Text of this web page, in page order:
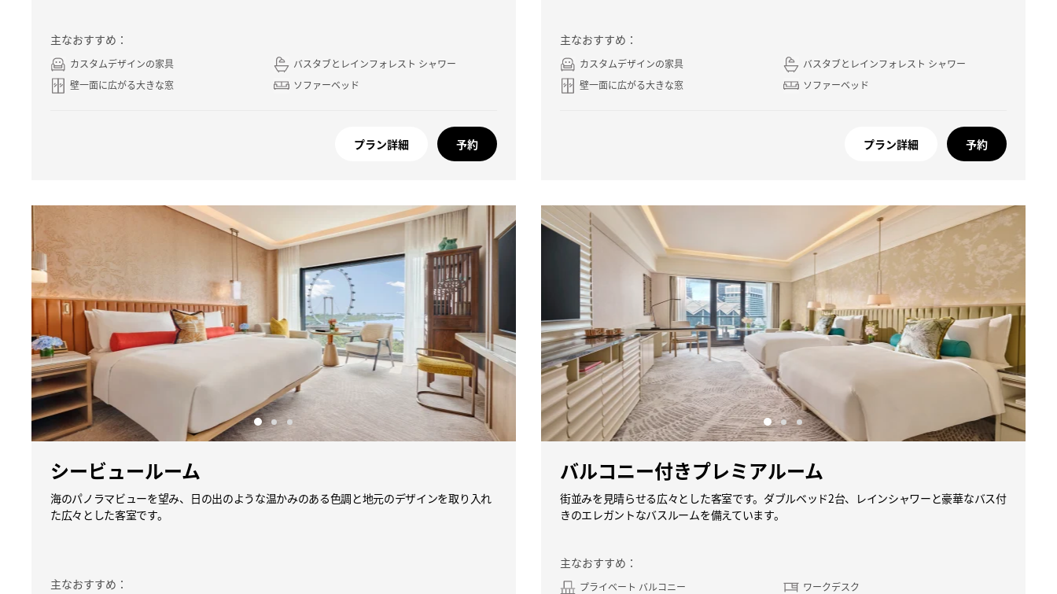
主なおすすめ：
カスタムデザインの家具
バスタブとレインフォレスト シャワー
壁一面に広がる大きな窓
ソファーベッド
プラン詳細 予約
主なおすすめ：
カスタムデザインの家具
バスタブとレインフォレスト シャワー
壁一面に広がる大きな窓
ソファーベッド
プラン詳細 予約
シービュールーム
海のパノラマビューを望み、日の出のような温かみのある色調と地元のデザインを取り入れ
た広々とした客室です。
主なおすすめ：
バルコニー付きプレミアルーム
街並みを見晴らせる広々とした客室です。ダブルベッド2台、レインシャワーと豪華なバス付
きのエレガントなバスルームを備えています。
主なおすすめ：
プライベート バルコニー
ワークデスク